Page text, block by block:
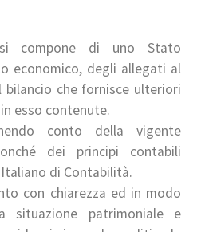
compone di uno Stato
economico, degli allegati al
che fornisce ulteriori
esso contenute.
conto della vigente
dei principi contabili
di Contabilità.
con chiarezza ed in modo
patrimoniale e